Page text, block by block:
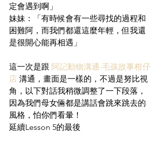
定會遇到啊」
妹妹：「有時候會有一些尋找的過程和
困難阿，而我們都還這麼年輕，但我還
是很開心能再相遇」
這一次是跟 阿記動物溝通-毛孩故事柑仔
店 溝通，畫面是一樣的，不過是努比視
角，以下對話我稍微調整了一下段落，
因為我們母女倆都是講話會跳來跳去的
風格，怕你們看暈！
延續Lesson 5的最後